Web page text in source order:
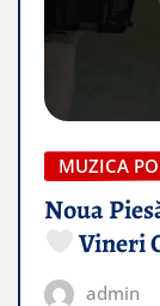
MUZICA
Noua
Vineri
admin